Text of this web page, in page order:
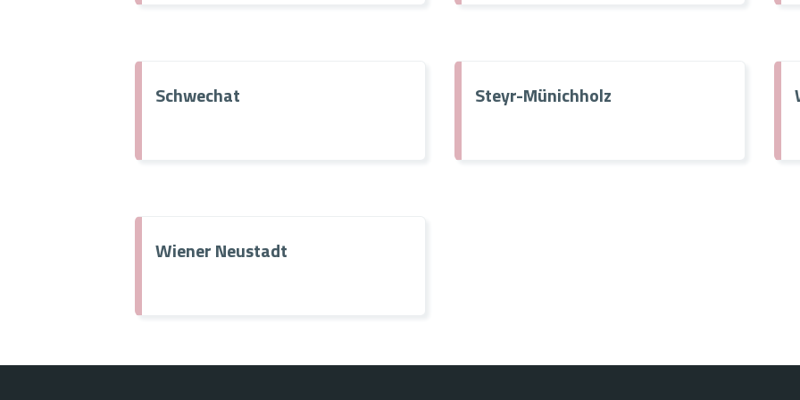
Schwechat Steyr-Münichholz
Wiener Neustadt